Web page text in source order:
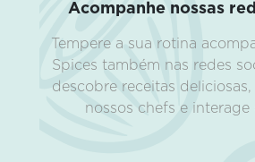
Acompanhe nossas
Tempere a sua rotina
Spices também nas redes
descobre receitas
nossos chefs e interage